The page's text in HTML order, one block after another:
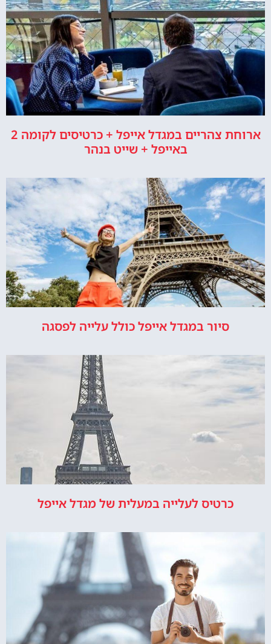
ארוחת צהריים במגדל אייפל + כרטיסים לקומה 2
באייפל + שייט בנהר
סיור במגדל אייפל כולל עלייה לפסגה
כרטיס לעלייה במעלית של מגדל אייפל